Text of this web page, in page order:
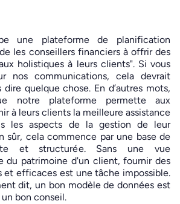
une plateforme de planification
les conseillers financiers à offrir des
holistiques à leurs clients". Si vous
nos communications, cela devrait
quelque chose. En d’autres mots,
notre plateforme permette aux
à leurs clients la meilleure assistance
les aspects de la gestion de leur
sûr, cela commence par une base de
et structurée. Sans une vue
du patrimoine d'un client, fournir des
et efficaces est une tâche impossible.
dit, un bon modèle de données est
bon conseil.